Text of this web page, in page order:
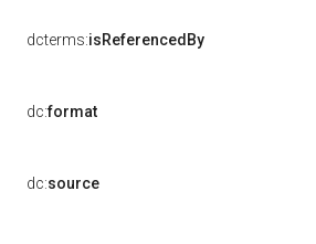
dcterms:isReferencedBy
dc:format
dc:source